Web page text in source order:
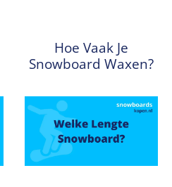
Hoe Vaak Je
Snowboard Waxen?